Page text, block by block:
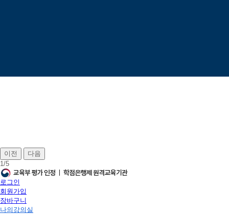
이전
다음
1/5
로그인
회원가입
장바구니
나의강의실